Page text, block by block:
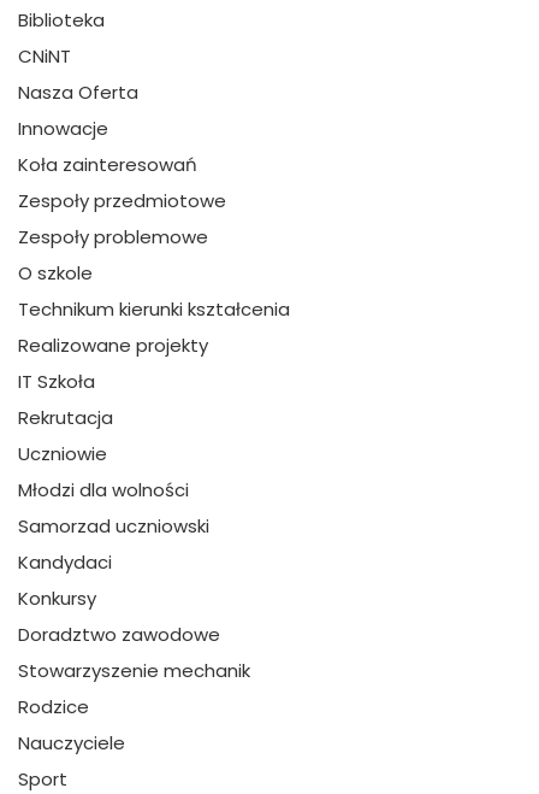
Biblioteka
CNiNT
Nasza Oferta
Innowacje
Koła zainteresowań
Zespoły przedmiotowe
Zespoły problemowe
O szkole
Technikum kierunki kształcenia
Realizowane projekty
IT Szkoła
Rekrutacja
Uczniowie
Młodzi dla wolności
Samorzad uczniowski
Kandydaci
Konkursy
Doradztwo zawodowe
Stowarzyszenie mechanik
Rodzice
Nauczyciele
Sport